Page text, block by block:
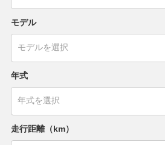
モデル
年式
走行距離（km）